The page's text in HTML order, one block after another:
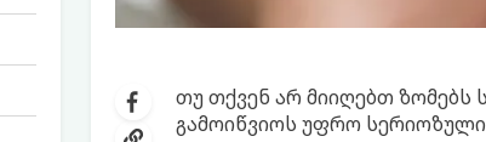
თუ თქვენ არ მიიღებთ ზომებს
გამოიწვიოს უფრო